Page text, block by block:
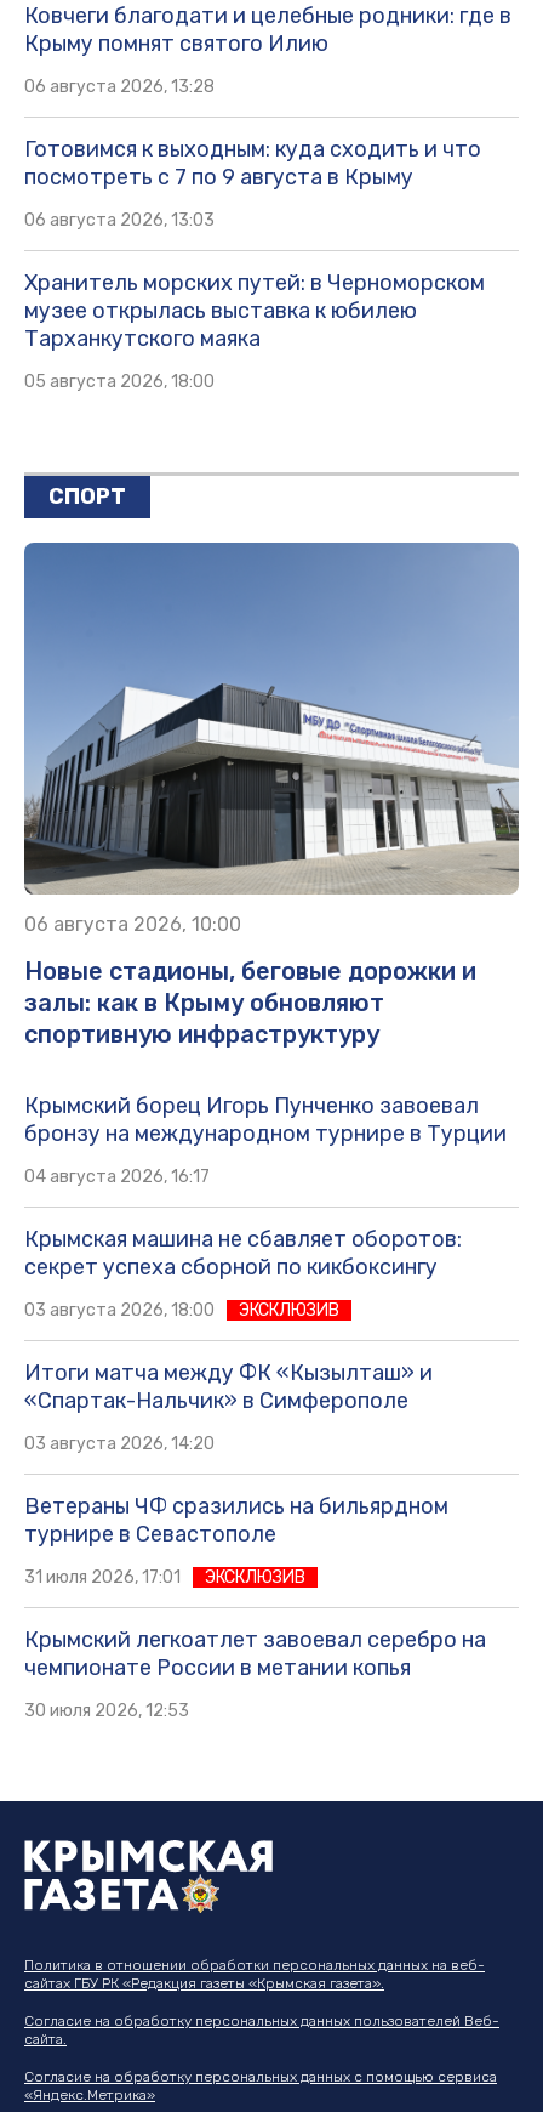
Ковчеги благодати и целебные родники: где в
Крыму помнят святого Илию
06 августа 2026, 13:28
Готовимся к выходным: куда сходить и что
посмотреть с 7 по 9 августа в Крыму
06 августа 2026, 13:03
Хранитель морских путей: в Черноморском
музее открылась выставка к юбилею
Тарханкутского маяка
05 августа 2026, 18:00
СПОРТ
06 августа 2026, 10:00
Новые стадионы, беговые дорожки и
залы: как в Крыму обновляют
спортивную инфраструктуру
Крымский борец Игорь Пунченко завоевал
бронзу на международном турнире в Турции
04 августа 2026, 16:17
Крымская машина не сбавляет оборотов:
секрет успеха сборной по кикбоксингу
03 августа 2026, 18:00 ЭКСКЛЮЗИВ
Итоги матча между ФК «Кызылташ» и
«Спартак-Нальчик» в Симферополе
03 августа 2026, 14:20
Ветераны ЧФ сразились на бильярдном
турнире в Севастополе
31 июля 2026, 17:01 ЭКСКЛЮЗИВ
Крымский легкоатлет завоевал серебро на
чемпионате России в метании копья
30 июля 2026, 12:53
Политика в отношении обработки персональных данных на веб-
сайтах ГБУ РК «Редакция газеты «Крымская газета».
Согласие на обработку персональных данных пользователей Веб-
сайта.
Согласие на обработку персональных данных с помощью сервиса
«Яндекс.Метрика»